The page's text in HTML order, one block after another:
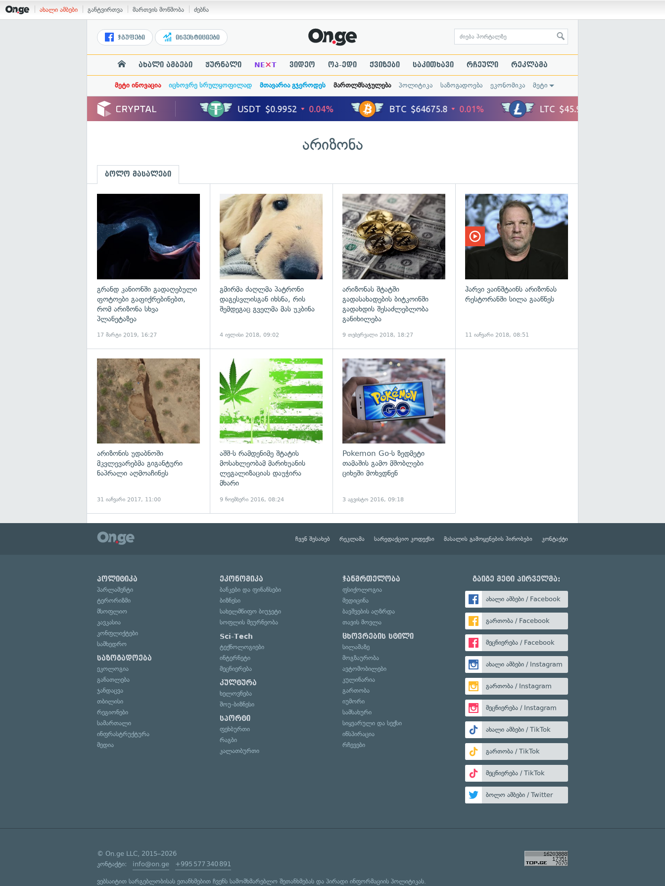
ახალი ამბები განტვირთვა მართვის მოწმობა ძებნა
ჯგუფები ინვესტიციები
ახალი ამბები ჟურნალი NE×T ვიდეო ოპ-ედი ქვიზები საკითხავი რჩეული რეკლამა
მეტი ინოვაცია იცხოვრე სრულყოფილად მთავარია გჯეროდეს მართლმსაჯულება პოლიტიკა საზოგადოება ეკონომიკა მეტი
არიზონა
ბოლო მასალები
გრანდ კანიონში გადაღებული
ფოტოები გაფიქრებინებთ,
რომ არიზონა სხვა
პლანეტაზეა
17 მარტი 2019, 16:27
გადახედვა
გმირმა ძაღლმა პატრონი
დაგესვლისგან იხსნა, რის
შემდეგაც გველმა მას უკბინა
4 ივლისი 2018, 09:02
გადახედვა
არიზონას შტატში
გადასახადების ბიტკოინში
გადახდის შესაძლებლობა
განიხილება
9 თებერვალი 2018, 18:27
ჰარვი ვაინშტაინს არიზონას
რესტორანში სილა გააწნეს
11 იანვარი 2018, 08:51
გადახედვა
არიზონის უდაბნოში
მკვლევარებმა გიგანტური
ნაპრალი აღმოაჩინეს
31 იანვარი 2017, 11:00
გადახედვა
აშშ-ს რამდენიმე შტატის
მოსახლეობამ მარიხუანის
ლეგალიზაციას დაუჭირა
მხარი
9 ნოემბერი 2016, 08:24
Pokemon Go-ს ზედმეტი
თამაშის გამო მშობლები
ციხეში მოხვდნენ
3 აგვისტო 2016, 09:18
ჩვენ შესახებ რეკლამა სარედაქციო კოდექსი მასალის გამოყენების პირობები კონტაქტი
პოლიტიკა
პარლამენტი
ტერორიზმი
მსოფლიო
კავკასია
კონფლიქტები
სამხედრო
საზოგადოება
ეკოლოგია
განათლება
ჯანდაცვა
თბილისი
რეგიონები
სამართალი
ინფრასტრუქტურა
მედია
ეკონომიკა
ბანკები და ფინანსები
ბიზნესი
სახელმწიფო ბიუჯეტი
სოფლის მეურნეობა
Sci-Tech
ტექნოლოგიები
ინტერნეტი
მეცნიერება
კულტურა
ხელოვნება
შოუ-ბიზნესი
სპორტი
ფეხბურთი
რაგბი
კალათბურთი
ჯანმრთელობა
ფსიქოლოგია
მედიცინა
ბავშვების აღზრდა
თავის მოვლა
ცხოვრების სტილი
სილამაზე
მოგზაურობა
ავტომობილები
კულინარია
გართობა
იუმორი
სამსახური
სიყვარული და სექსი
ინსპირაცია
რჩევები
გაიგე მეტი პირველმა:
ახალი ამბები / Facebook
გართობა / Facebook
მეცნიერება / Facebook
ახალი ამბები / Instagram
გართობა / Instagram
მეცნიერება / Instagram
ახალი ამბები / TikTok
გართობა / TikTok
მეცნიერება / TikTok
ბოლო ამბები / Twitter
© On.ge LLC, 2015–2026
კონტაქტი: info@on.ge +995 577 340 891
ვებსაიტით სარგებლობისას ეთანხმებით ჩვენს სამომხმარებლო შეთანხმებას და პირადი ინფორმაციის პოლიტიკას